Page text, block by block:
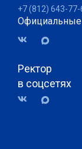
+7 (812) 643-
Официальные
Ректор
в соцсетях